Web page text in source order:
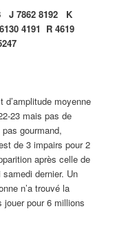
J 7862 8192 K
4191 R 4619
moyenne
23 mais pas de
gourmand,
de 3 impairs pour 2
après celle de
dernier. Un
n’a trouvé la
jouer pour 6 millions